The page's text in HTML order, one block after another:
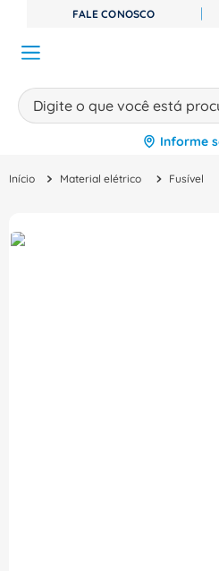
FALE CONOSCO
Digite o que você está
Informe
Material elétrico Fusível
TERMOS MAIS BUSCADOS
º disjuntor